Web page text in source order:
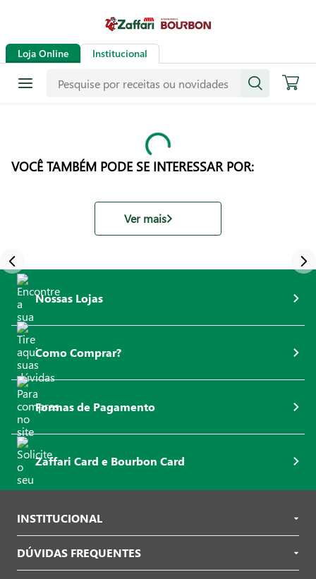
Loja Online Institucional
VOCÊ TAMBÉM PODE SE INTERESSAR POR:
Ver mais
Nossas Lojas
Como Comprar?
Formas de Pagamento
Zaffari Card e Bourbon Card
INSTITUCIONAL
DÚVIDAS FREQUENTES